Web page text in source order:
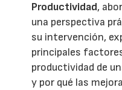
Productividad,
una perspectiva
su intervención,
principales
productividad de
y por qué las